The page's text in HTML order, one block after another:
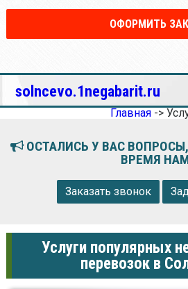
ОФОРМИТЬ
solncevo.1negabarit.ru
Главная->
ОСТАЛИСЬ У ВАС
ВРЕМЯ
Заказать звонок
Услуги популярных
перевозок в